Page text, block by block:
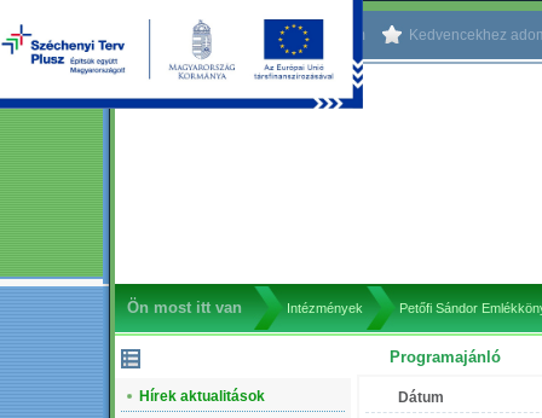
Kezdőlapnak beállítom Kedvencekhez
Ön most itt van Intézmények Petőfi Sándor
Hírek aktualitások
Programajánló
Dátum